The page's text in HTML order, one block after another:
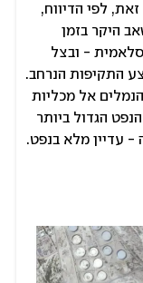
לפי הדיווח,
היקר בזמן
- ובצל
התקיפות הנרחב.
אל מכליות
הגדול ביותר
- עדיין מלא בנפט.